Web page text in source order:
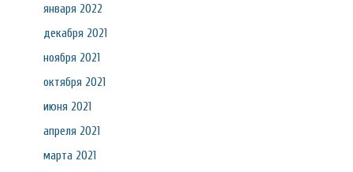
января 2022
декабря 2021
ноября 2021
октября 2021
июня 2021
апреля 2021
марта 2021